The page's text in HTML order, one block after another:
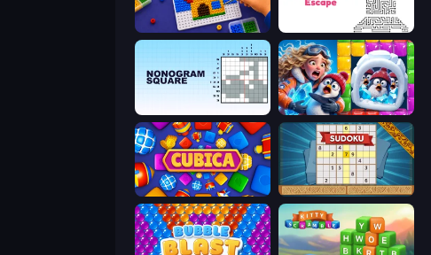
Screw Sorting Arrow Escape
Captain Blast
Cubica Sudoku Online